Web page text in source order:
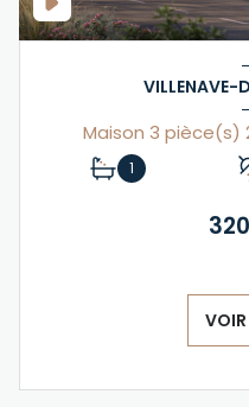
VILLENAVE-
1
VOIR